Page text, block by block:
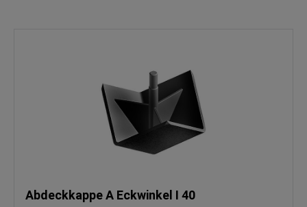
Abdeckkappe A Eckwinkel I 40